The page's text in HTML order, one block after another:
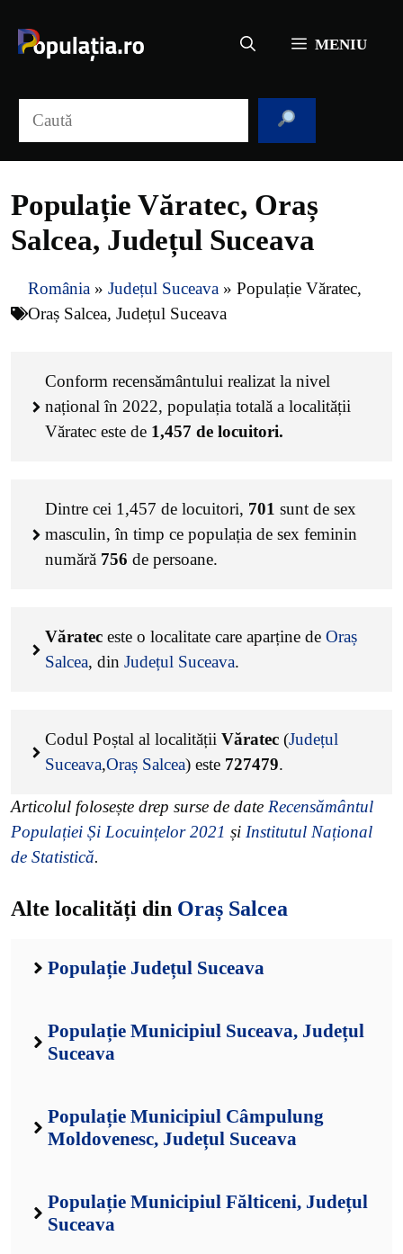
conținut
MENIU
Populație Văratec, Oraș
Salcea, Județul Suceava
România » Județul Suceava » Populație Văratec,
Oraș Salcea, Județul Suceava
Conform recensământului realizat la nivel
național în 2022, populația totală a localității
Văratec este de 1,457 de locuitori.
Dintre cei 1,457 de locuitori, 701 sunt de sex
masculin, în timp ce populația de sex feminin
numără 756 de persoane.
Văratec este o localitate care aparține de Oraș
Salcea, din Județul Suceava.
Codul Poștal al localității Văratec (Județul
Suceava,Oraș Salcea) este 727479.
Articolul folosește drep surse de date Recensământul
Populației Și Locuințelor 2021 și Institutul Național
de Statistică.
Alte localități din Oraș Salcea
Populație Județul Suceava
Populație Municipiul Suceava, Județul
Suceava
Populație Municipiul Câmpulung
Moldovenesc, Județul Suceava
Populație Municipiul Fălticeni, Județul
Suceava